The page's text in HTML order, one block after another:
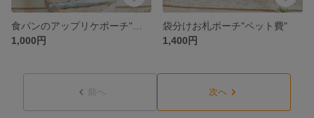
1,000円
袋分けお札ポーチ"ペット費"
1,400円
前へ 次へ